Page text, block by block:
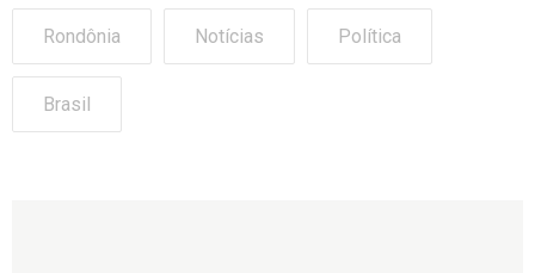
Rondônia Notícias Política
Brasil